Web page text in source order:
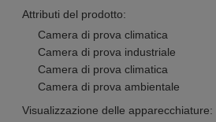
Attributi del prodotto:
Camera di prova climatica
Camera di prova industriale
Camera di prova climatica
Camera di prova ambientale
Visualizzazione delle apparecchiature: